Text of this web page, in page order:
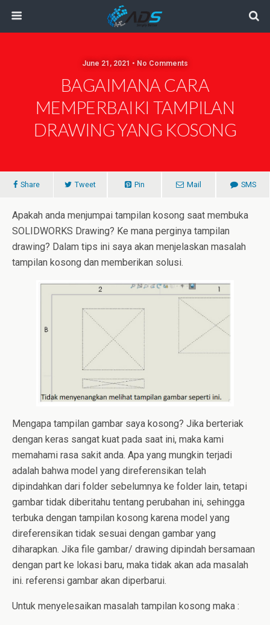
June 21, 2021 • No Comments
BAGAIMANA CARA
MEMPERBAIKI TAMPILAN
DRAWING YANG KOSONG
Share Tweet Pin Mail SMS
Apakah anda menjumpai tampilan kosong saat membuka
SOLIDWORKS Drawing? Ke mana perginya tampilan
drawing? Dalam tips ini saya akan menjelaskan masalah
tampilan kosong dan memberikan solusi.
Mengapa tampilan gambar saya kosong? Jika berteriak
dengan keras sangat kuat pada saat ini, maka kami
memahami rasa sakit anda. Apa yang mungkin terjadi
adalah bahwa model yang direferensikan telah
dipindahkan dari folder sebelumnya ke folder lain, tetapi
gambar tidak diberitahu tentang perubahan ini, sehingga
terbuka dengan tampilan kosong karena model yang
direferensikan tidak sesuai dengan gambar yang
diharapkan. Jika file gambar/ drawing dipindah bersamaan
dengan part ke lokasi baru, maka tidak akan ada masalah
ini. referensi gambar akan diperbarui.
Untuk menyelesaikan masalah tampilan kosong maka :